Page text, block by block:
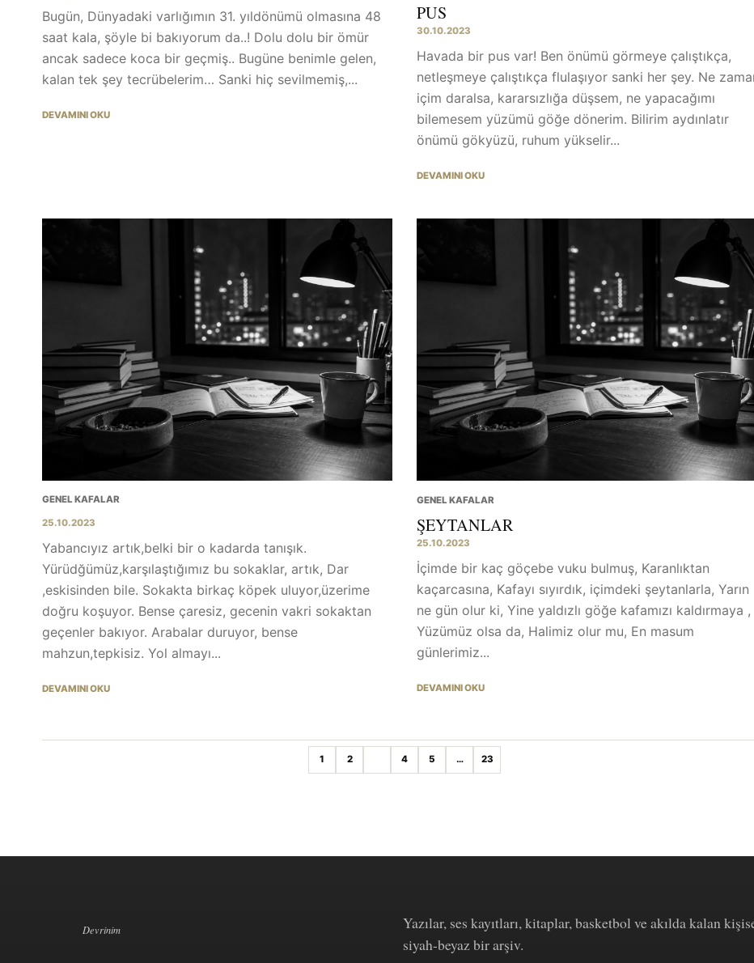
Bugün, Dünyadaki varlığımın 31. yıldönümü olmasına 48
saat kala, şöyle bi bakıyorum da..! Dolu dolu bir ömür
ancak sadece koca bir geçmiş.. Bugüne benimle gelen,
kalan tek şey tecrübelerim… Sanki hiç sevilmemiş,...
DEVAMINI OKU
PUS
30.10.2023
Havada bir pus var! Ben önümü görmeye çalıştıkça,
netleşmeye çalıştıkça flulaşıyor sanki her şey. Ne
içim daralsa, kararsızlığa düşsem, ne yapacağımı
bilemesem yüzümü göğe dönerim. Bilirim aydınlatır
önümü gökyüzü, ruhum yükselir...
DEVAMINI OKU
GENEL KAFALAR
25.10.2023
Yabancıyız artık,belki bir o kadarda tanışık.
Yürüdğümüz,karşılaştığımız bu sokaklar, artık, Dar
,eskisinden bile. Sokakta birkaç köpek uluyor,üzerime
doğru koşuyor. Bense çaresiz, gecenin vakri sokaktan
geçenler bakıyor. Arabalar duruyor, bense
mahzun,tepkisiz. Yol almayı...
DEVAMINI OKU
GENEL KAFALAR
ŞEYTANLAR
25.10.2023
İçimde bir kaç göçebe vuku bulmuş, Karanlıktan
kaçarcasına, Kafayı sıyırdık, içimdeki şeytanlarla, Yarın
ne gün olur ki, Yine yaldızlı göğe kafamızı kaldırmaya ,
Yüzümüz olsa da, Halimiz olur mu, En masum
günlerimiz...
DEVAMINI OKU
1 2 4 5 … 23
Devrinim
Yazılar, ses kayıtları, kitaplar, basketbol ve akılda kalan
siyah-beyaz bir arşiv.